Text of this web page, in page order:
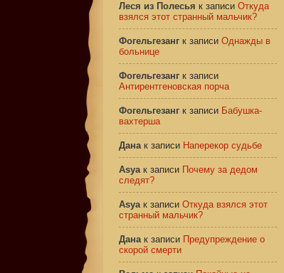
Леся из Полесья к записи Откуда
взялся этот странный мальчик?
Фогельгезанг к записи Однажды в
больнице
Фогельгезанг к записи
Антирентгеновская порча
Фогельгезанг к записи Бабушка-
вахтерша
Данак записи Наперекор судьбе
Asyaк записи Почему за дедом
следят?
Asyaк записи Откуда взялся этот
странный мальчик?
Данак записи Предупреждение о
скорой смерти